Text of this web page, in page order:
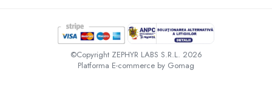
©Copyright ZEPHYR LABS S.R.L. 2026
Platforma E-commerce by Gomag